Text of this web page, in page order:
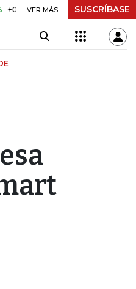
UVR $ 416,86 +$ 0,05 +0,01%
VER MÁS SUSCRÍBASE